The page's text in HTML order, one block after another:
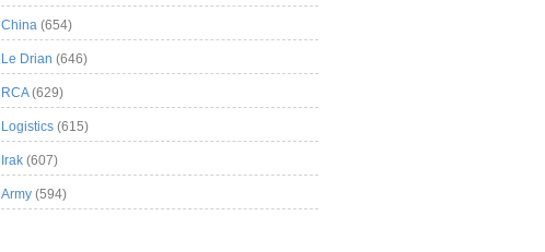
China (654)
Le Drian (646)
RCA(629)
Logistics (615)
Irak (607)
Army (594)